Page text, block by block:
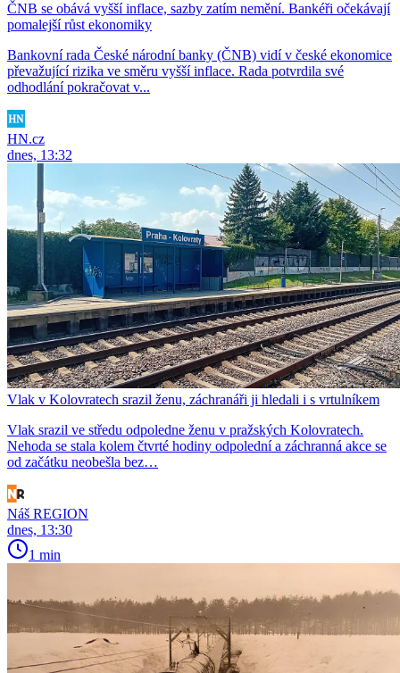
ČNB se obává vyšší inflace, sazby zatím nemění. Bankéři očekávají
pomalejší růst ekonomiky
Bankovní rada České národní banky (ČNB) vidí v české ekonomice
převažující rizika ve směru vyšší inflace. Rada potvrdila své
odhodlání pokračovat v...
HN.cz
dnes, 13:32
Vlak v Kolovratech srazil ženu, záchranáři ji hledali i s vrtulníkem
Vlak srazil ve středu odpoledne ženu v pražských Kolovratech.
Nehoda se stala kolem čtvrté hodiny odpolední a záchranná akce se
od začátku neobešla bez…
Náš REGION
dnes, 13:30
1 min